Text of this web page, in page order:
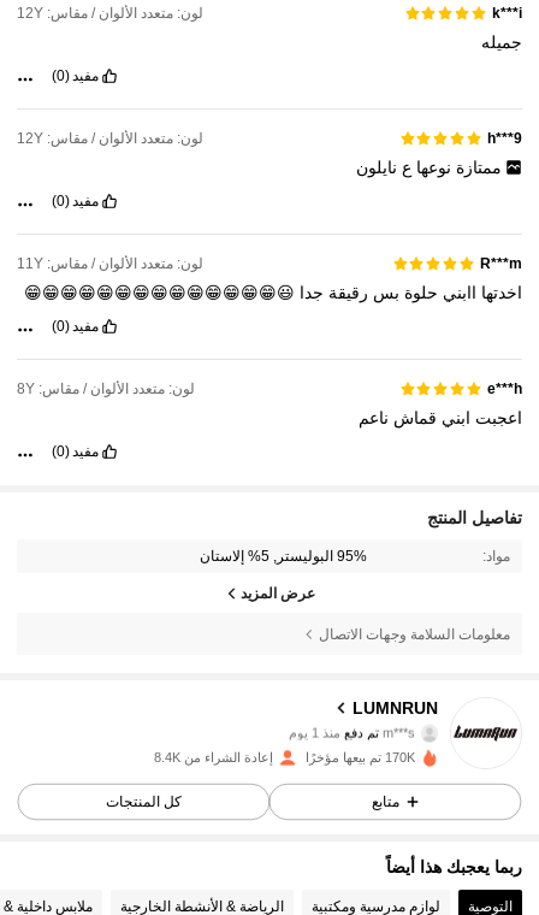
k***i لون: متعدد الألوان / مقاس: 12Y
جميله
مفيد(0)
h***9 لون: متعدد الألوان / مقاس: 12Y
ممتازة نوعها ع نايلون
مفيد(0)
R***m لون: متعدد الألوان / مقاس: 11Y
اخدتها اابني حلوة بس رقيقة جدا 😃😁😁😁😁😁😁😁😁😁😁😁😁😁😁
مفيد(0)
e***h لون: متعدد الألوان / مقاس: 8Y
اعجبت ابني قماش ناعم
مفيد(0)
تفاصيل المنتج
مواد: 95% البوليستر, 5% إلاستان
عرض المزيد
معلومات السلامة وجهات الاتصال
LUMNRUN
m***sتم دفعمنذ 1 يوم
i***2تمت متابعةقبل 3 ساعة
4.81
170K تم بيعها مؤخرًا إعادة الشراء من 8.4K
متابع كل المنتجات
ربما يعجبك هذا أيضاً
التوصية لوازم مدرسية ومكتبية الرياضة & الأنشطة الخارجية ملابس داخلية